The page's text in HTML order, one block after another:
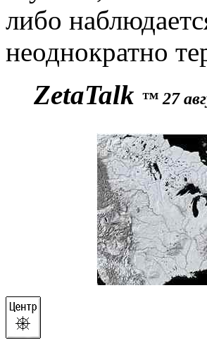
либо
неоднократно
ZetaTalk ™ 27